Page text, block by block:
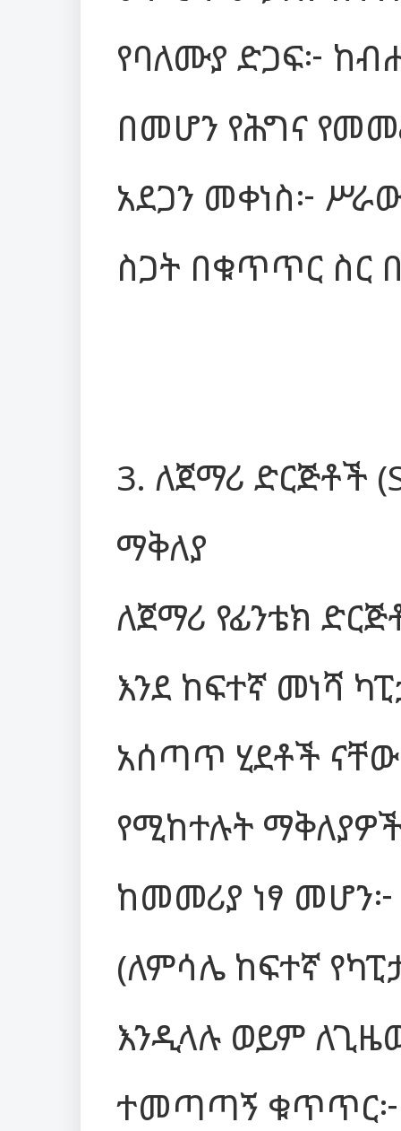
የባለሙያ ድጋፍ፦
በመሆን የሕግና
አደጋን መቀነስ፦
ስጋት በቁጥጥር ስር
3. ለጀማሪ ድርጅቶች
ማቅለያ
ለጀማሪ የፊንቴክ
እንደ ከፍተኛ መነሻ
አሰጣጥ ሂደቶች
የሚከተሉት
ከመመሪያ ነፃ
(ለምሳሌ ከፍተኛ
እንዲላሉ ወይም
ተመጣጣኝ